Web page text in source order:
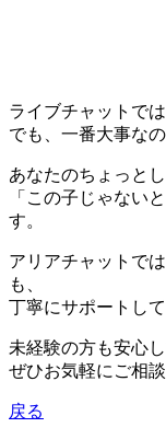
ライブチャットで
でも、一番大事な
あなたのちょっと
「この子じゃない
す。
アリアチャットで
も、
丁寧にサポートし
未経験の方も安心
ぜひお気軽にご相
戻る